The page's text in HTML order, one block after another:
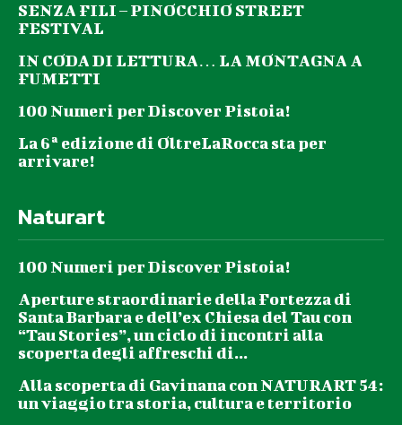
SENZA FILI – PINOCCHIO STREET
FESTIVAL
IN CODA DI LETTURA… LA MONTAGNA A
FUMETTI
100 Numeri per Discover Pistoia!
La 6ª edizione di OltreLaRocca sta per
arrivare!
Naturart
100 Numeri per Discover Pistoia!
Aperture straordinarie della Fortezza di
Santa Barbara e dell’ex Chiesa del Tau con
“Tau Stories”, un ciclo di incontri alla
scoperta degli affreschi di...
Alla scoperta di Gavinana con NATURART 54:
un viaggio tra storia, cultura e territorio